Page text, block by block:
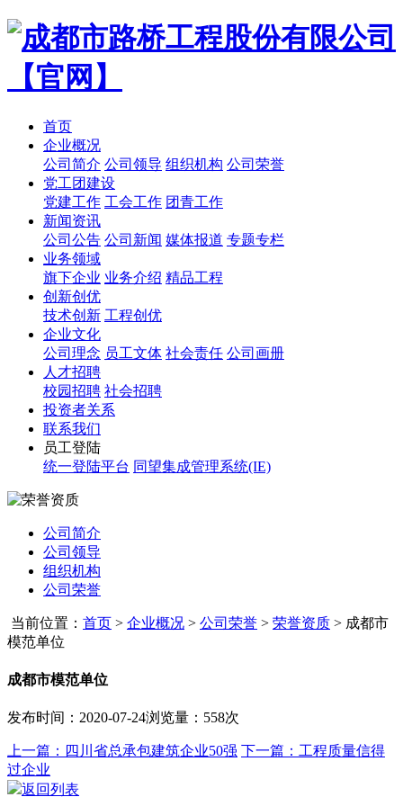
首页
企业概况
公司简介 公司领导 组织机构 公司荣誉
党工团建设
党建工作 工会工作 团青工作
新闻资讯
公司公告 公司新闻 媒体报道 专题专栏
业务领域
旗下企业 业务介绍 精品工程
创新创优
技术创新 工程创优
企业文化
公司理念 员工文体 社会责任 公司画册
人才招聘
校园招聘 社会招聘
投资者关系
联系我们
员工登陆
统一登陆平台 同望集成管理系统(IE)
公司简介
公司领导
组织机构
公司荣誉
当前位置： 首页 > 企业概况 > 公司荣誉 > 荣誉资质 > 成都市
模范单位
成都市模范单位
发布时间：2020-07-24浏览量：558次
上一篇：四川省总承包建筑企业50强 下一篇：工程质量信得
过企业
返回列表